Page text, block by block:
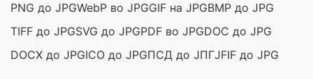
PNG до JPGWebP во JPGGIF на JPGBMP до JPG
TIFF до JPGSVG до JPGPDF во JPGDOC до JPG
DOCX до JPGICO до JPGПСД до ЈПГJFIF до JPG